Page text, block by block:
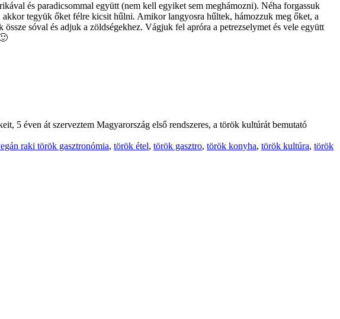
és paradicsommal együtt (nem kell egyiket sem meghámozni). Néha forgassuk
tegyük őket félre kicsit hűlni. Amikor langyosra hűltek, hámozzuk meg őket, a
sóval és adjuk a zöldségekhez. Vágjuk fel apróra a petrezselymet és vele együtt
5 éven át szerveztem Magyarország első rendszeres, a török kultúrát bemutató
raki török gasztronómia, török étel, török gasztro, török konyha, török kultúra, török